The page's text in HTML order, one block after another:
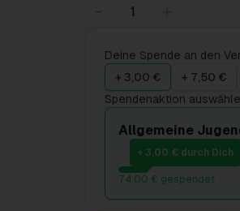
Deine Spende an den
+ 3,00 €
+ 7,50 €
Spendenaktion
Allgemeine
+ 3,00 € durch Dich
74,00 € gespendet